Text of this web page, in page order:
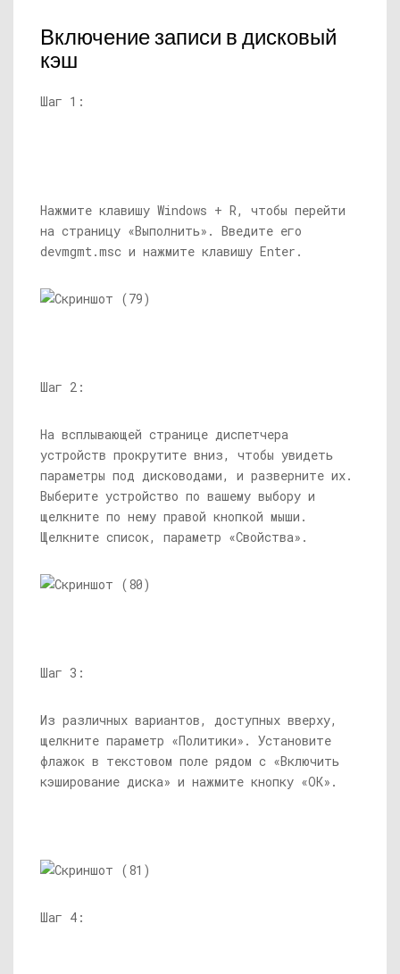
Включение записи в дисковый
кэш
Шаг 1:
Нажмите клавишу Windows + R, чтобы перейти
на страницу «Выполнить». Введите его
devmgmt.msc и нажмите клавишу Enter.
Шаг 2:
На всплывающей странице диспетчера
устройств прокрутите вниз, чтобы увидеть
параметры под дисководами, и разверните их.
Выберите устройство по вашему выбору и
щелкните по нему правой кнопкой мыши.
Щелкните список, параметр «Свойства».
Шаг 3:
Из различных вариантов, доступных вверху,
щелкните параметр «Политики». Установите
флажок в текстовом поле рядом с «Включить
кэширование диска» и нажмите кнопку «ОК».
Шаг 4: